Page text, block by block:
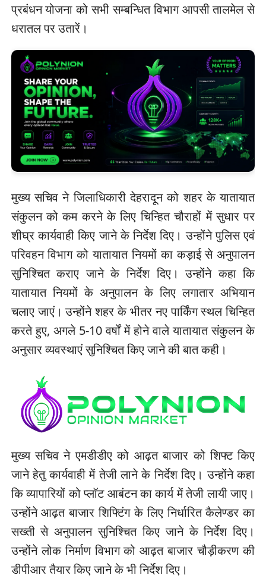
प्रबंधन योजना को सभी सम्बन्धित विभाग आपसी तालमेल से
धरातल पर उतारें।
मुख्य सचिव ने जिलाधिकारी देहरादून को शहर के यातायात
संकुलन को कम करने के लिए चिन्हित चौराहों में सुधार पर
शीघ्र कार्यवाही किए जाने के निर्देश दिए। उन्होंने पुलिस एवं
परिवहन विभाग को यातायात नियमों का कड़ाई से अनुपालन
सुनिश्चित कराए जाने के निर्देश दिए। उन्होंने कहा कि
यातायात नियमों के अनुपालन के लिए लगातार अभियान
चलाए जाएं। उन्होंने शहर के भीतर नए पार्किंग स्थल चिन्हित
करते हुए, अगले 5-10 वर्षों में होने वाले यातायात संकुलन के
अनुसार व्यवस्थाएं सुनिश्चित किए जाने की बात कही।
मुख्य सचिव ने एमडीडीए को आढ़त बाजार को शिफ्ट किए
जाने हेतु कार्यवाही में तेजी लाने के निर्देश दिए। उन्होंने कहा
कि व्यापारियों को प्लॉट आबंटन का कार्य में तेजी लायी जाए।
उन्होंने आढ़त बाजार शिफ्टिंग के लिए निर्धारित कैलेण्डर का
सख्ती से अनुपालन सुनिश्चित किए जाने के निर्देश दिए।
उन्होंने लोक निर्माण विभाग को आढ़त बाजार चौड़ीकरण की
डीपीआर तैयार किए जाने के भी निर्देश दिए।